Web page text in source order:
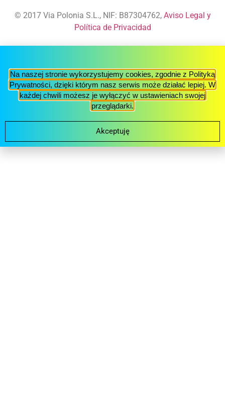
© 2017 Via Polonia S.L., NIF: B87304762, Aviso Legal y
Política de Privacidad
Na naszej stronie wykorzystujemy cookies, zgodnie z Polityką
Prywatności, dzięki którym nasz serwis może działać lepiej. W
każdej chwili możesz je wyłączyć w ustawieniach swojej
przeglądarki.
Akceptuję